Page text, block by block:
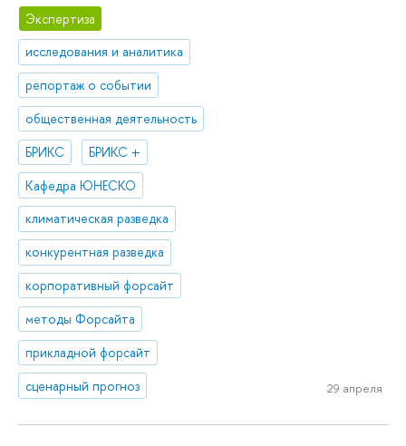
Экспертиза
исследования и аналитика
репортаж о событии
общественная деятельность
БРИКС
БРИКС +
Кафедра ЮНЕСКО
климатическая разведка
конкурентная разведка
корпоративный форсайт
методы Форсайта
прикладной форсайт
сценарный прогноз
29 апреля